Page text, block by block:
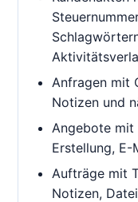
Anfragen mit
Notizen und
Angebote mit
Erstellung, E-
Aufträge mit
Notizen,